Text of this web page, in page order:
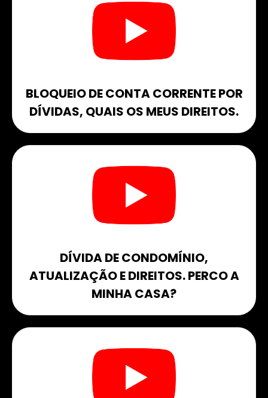
BLOQUEIO DE CONTA CORRENTE POR
DÍVIDAS, QUAIS OS MEUS DIREITOS.​
DÍVIDA DE CONDOMÍNIO,
ATUALIZAÇÃO E DIREITOS. PERCO A
MINHA CASA?​